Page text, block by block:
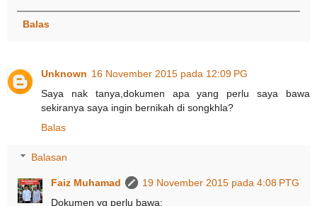
Balas
Unknown 16 November 2015 pada 12:09 PG
Saya nak tanya,dokumen apa yang perlu saya bawa
sekiranya saya ingin bernikah di songkhla?
Balas
Balasan
Faiz Muhamad
19 November 2015 pada 4:08 PTG
Dokumen yg perlu bawa: